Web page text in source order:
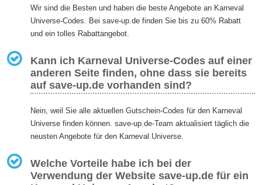
Wir sind die Besten und haben die beste Angebote an Karneval
Universe-Codes. Bei save-up.de finden Sie bis zu 60% Rabatt
und ein tolles Rabattangebot.
Kann ich Karneval Universe-Codes auf einer
anderen Seite finden, ohne dass sie bereits
auf save-up.de vorhanden sind?
Nein, weil Sie alle aktuellen Gutschein-Codes für den Karneval
Universe finden können. save-up.de-Team aktualisiert täglich die
neusten Angebote für den Karneval Universe.
Welche Vorteile habe ich bei der
Verwendung der Website save-up.de für ein